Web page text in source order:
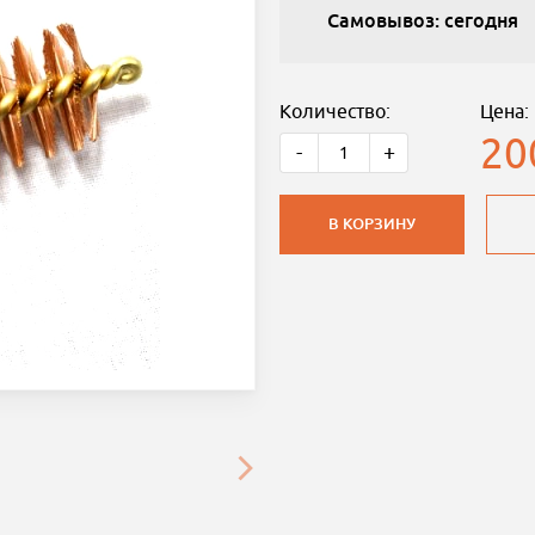
Самовывоз: сегодня
Количество:
- +
Цена:
В КОРЗИНУ